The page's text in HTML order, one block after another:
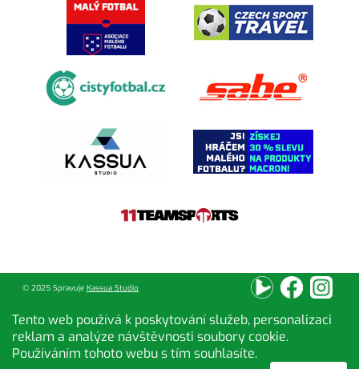
© 2025 Spravuje Kassua Studio
Tento web používá k poskytování služeb, personalizaci
reklam a analýze návštěvnosti soubory cookie.
Používáním tohoto webu s tím souhlasíte.